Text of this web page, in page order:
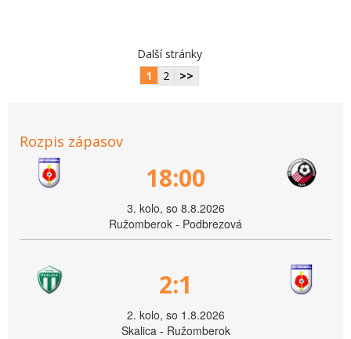
Další stránky
1
2 >>
Rozpis zápasov
18:00
3. kolo, so 8.8.2026
Ružomberok - Podbrezová
2:1
2. kolo, so 1.8.2026
Skalica - Ružomberok